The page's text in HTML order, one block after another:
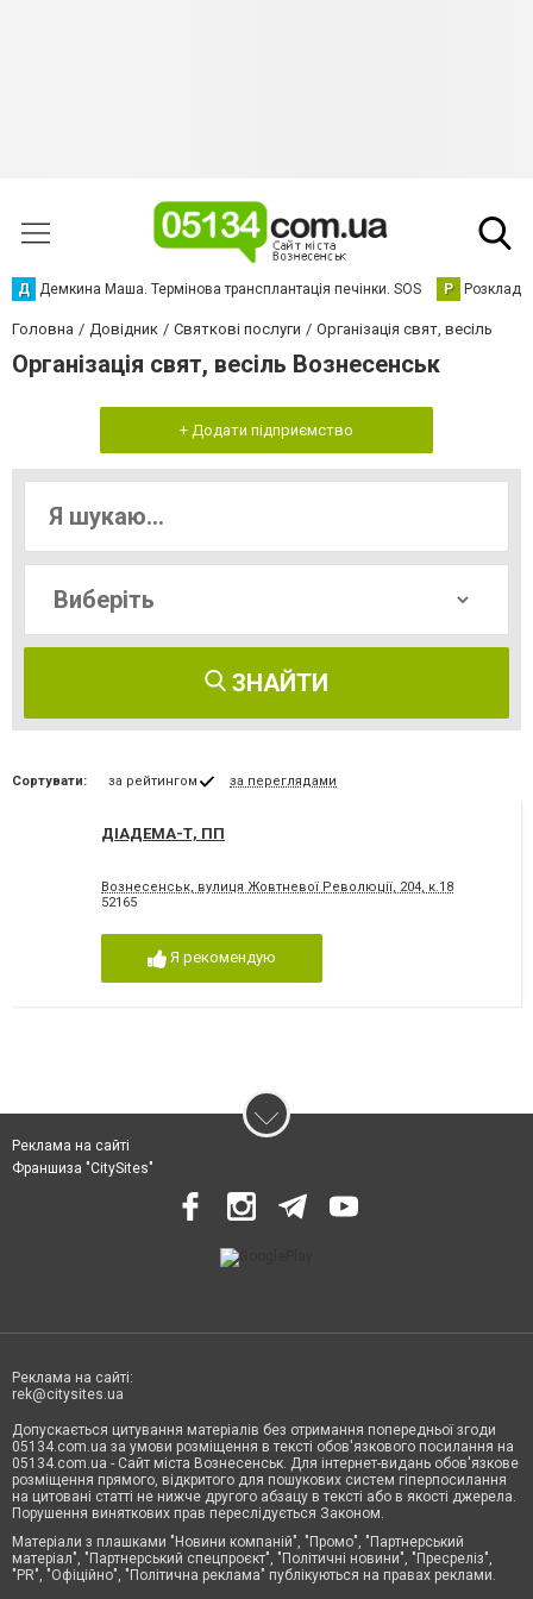
Д Демкина Маша. Термінова трансплантація печінки. SOS Р Розклад
Головна Довідник Святкові послуги Організація свят, весіль
Організація свят, весіль Вознесенськ
+ Додати підприємство
ЗНАЙТИ
Сортувати: за рейтингом за переглядами
ДІАДЕМА-Т, ПП
Вознесенськ, вулиця Жовтневої Революції, 204, к.18
52165
Я рекомендую
Реклама на сайті
Франшиза "CitySites"
Реклама на сайті:
rek@citysites.ua
Допускається цитування матеріалів без отримання попередньої згоди
05134.com.ua за умови розміщення в тексті обов'язкового посилання на
05134.com.ua - Сайт міста Вознесенськ. Для інтернет-видань обов'язкове
розміщення прямого, відкритого для пошукових систем гіперпосилання
на цитовані статті не нижче другого абзацу в тексті або в якості джерела.
Порушення виняткових прав переслідується Законом.
Матеріали з плашками "Новини компаній", "Промо", "Партнерський
матеріал", "Партнерський спецпроєкт", "Політичні новини", "Пресреліз",
"PR", "Офіційно", "Політична реклама" публікуються на правах реклами.